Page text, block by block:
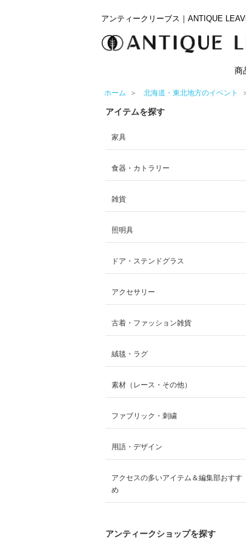
アンティークリーブス｜ANTIQUE
商
ホーム ＞ 北海道・東北地方のイベント
アイテムを探す
家具
食器・カトラリー
雑貨
照明具
ドア・ステンドグラス
アクセサリー
古着・ファッション雑貨
絨毯・ラグ
素材（レース・その他）
ファブリック・刺繍
用語・デザイン
アクセスの多いアイテム＆編集部おすす
め
アンティークショップを探す